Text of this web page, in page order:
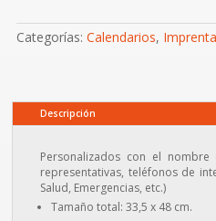
Categorías: Calendarios, Imprenta
Descripción
Personalizados con el
representativas, teléfonos de
Salud, Emergencias, etc.)
Tamaño total: 33,5 x 48 cm.